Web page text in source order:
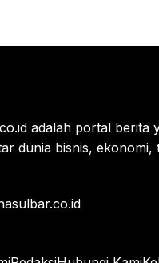
adalah portal berita
dunia bisnis, ekonomi,